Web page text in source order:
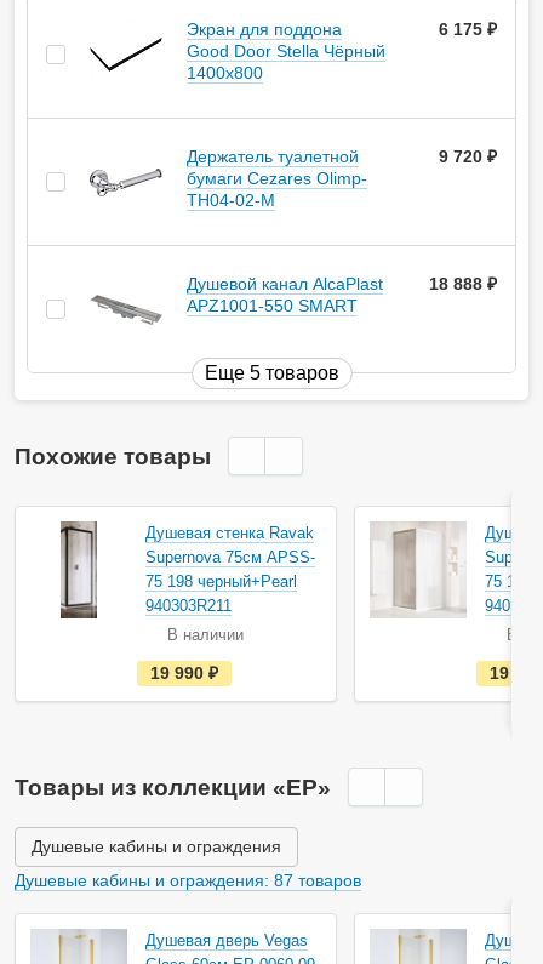
Экран для поддона
Good Door Stella Чёрный
1400x800
6 175
Держатель туалетной
бумаги Cezares Olimp-
TH04-02-M
9 720
Душевой канал AlcaPlast
APZ1001-550 SMART
18 888
Еще 5 товаров
Похожие товары
Душевая стенка Ravak
Supernova 75см APSS-
75 198 черный+Pearl
940303R211
В наличии
е
с
т
л
и
19 990
75 198
В
19
Товары из коллекции «EP»
Душевые кабины и ограждения
Душевые кабины и ограждения: 87 товаров
Душевая дверь Vegas